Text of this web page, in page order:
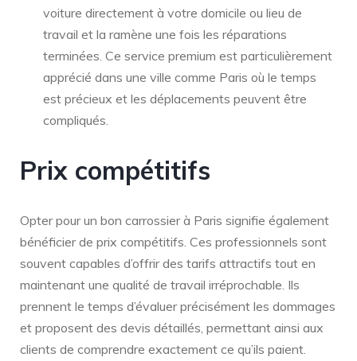
voiture directement à votre domicile ou lieu de
travail et la ramène une fois les réparations
terminées. Ce service premium est particulièrement
apprécié dans une ville comme Paris où le temps
est précieux et les déplacements peuvent être
compliqués.
Prix compétitifs
Opter pour un bon carrossier à Paris signifie également
bénéficier de prix compétitifs. Ces professionnels sont
souvent capables d’offrir des tarifs attractifs tout en
maintenant une qualité de travail irréprochable. Ils
prennent le temps d’évaluer précisément les dommages
et proposent des devis détaillés, permettant ainsi aux
clients de comprendre exactement ce qu’ils paient.